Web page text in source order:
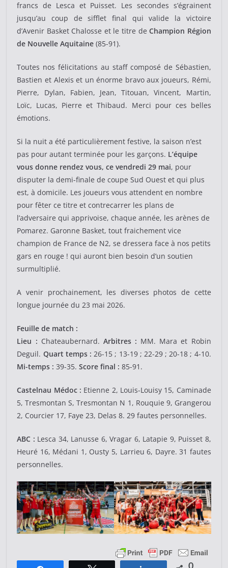
francs de Lesca et Puisset. Les secondes s’égrainent
jusqu’au coup de sifflet final qui valide la victoire
d’Avenir Basket Chalosse et le titre de Champion Région
de Nouvelle Aquitaine(85-91).
Toutes nos félicitations au staff composé de Sébastien,
Bastien et Alexis et un énorme bravo aux joueurs, Rémi,
Pierre, Dylan, Fabien, Jean, Titouan, Vincent, Martin,
Loïc, Lucas, Pierre et Thibaud. Merci pour ces belles
émotions.
Si la nuit a été particulièrement festive, la saison n’est
pas pour autant terminée pour les garçons. L’équipe
vous donne rendez vous, ce vendredi 29 mai, pour
disputer la demi-finale de coupe Sud Ouest et qui plus
est, à domicile. Les joueurs vous attendent en nombre
pour fêter ce titre et contrecarrer les plans de
l’adversaire qui apprivoise, chaque année, les arènes de
Pomarez. Garonne Basket, tout fraichement vice
champion de France de N2, se dressera face à nos petits
gars en rouge ! qui auront bien besoin d’un soutien
surmultiplié.
A venir prochainement, les diverses photos de cette
longue journée du 23 mai 2026.
Feuille de match :
Lieu : Chateaubernard. Arbitres : MM. Mara et Robin
Deguil. Quart temps :26-15 ; 13-19 ; 22-29 ; 20-18 ; 4-10.
Mi-temps :39-35.Score final : 85-91.
Castelnau Médoc : Etienne 2, Louis-Louisy 15, Caminade
5, Tresmontan S, Tresmontan N 1, Rouquie 9, Grangerou
2, Courcier 17, Faye 23, Delas 8. 29 fautes personnelles.
ABC : Lesca 34, Lanusse 6, Vragar 6, Latapie 9, Puisset 8,
Heuré 16, Médani 1, Ousty 5, Larrieu 6, Dayre. 31 fautes
personnelles.